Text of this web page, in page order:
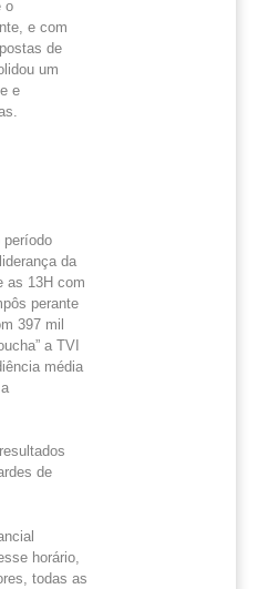
o
e com
de
um
e
período
da
as 13H com
perante
397 mil
a TVI
média
de
horário,
todas as